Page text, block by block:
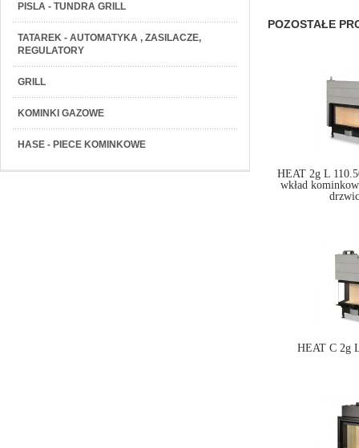
PISLA - TUNDRA GRILL
TATAREK - AUTOMATYKA , ZASILACZE,
REGULATORY
GRILL
KOMINKI GAZOWE
HASE - PIECE KOMINKOWE
POZOSTAŁE
HEAT 2g L
wkład
HEAT C 2g